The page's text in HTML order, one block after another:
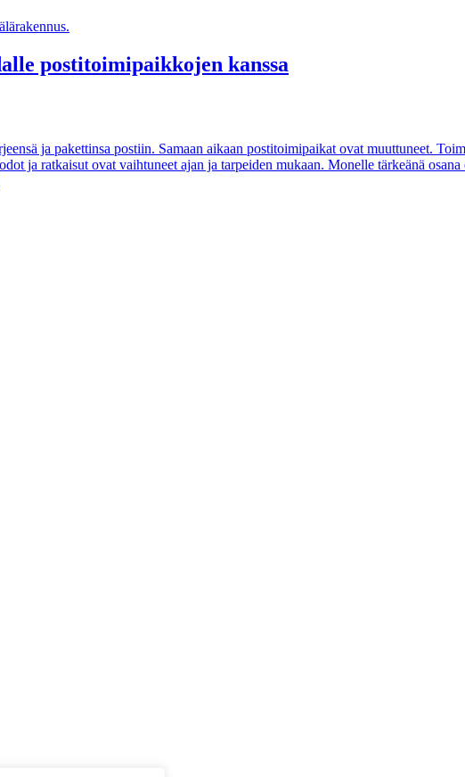
postitoimipaikkojen kanssa
ja pakettinsa postiin. Samaan aikaan postitoimipaikat ovat muuttuneet.
ja ratkaisut ovat vaihtuneet ajan ja tarpeiden mukaan. Monelle tärkeänä